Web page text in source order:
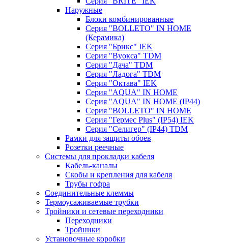
Наружные
Блоки комбинированные
Серия "BОLLETO" IN HOME
(Керамика)
Серия "Брикс" IEK
Серия "Вуокса" TDM
Серия "Дача" TDM
Серия "Ладога" TDM
Серия "Октава" IEK
Серия "AQUA" IN HOME
Серия "AQUA" IN HOME (IP44)
Серия "BОLLETO" IN HOME
Серия "Гермес Plus" (IP54) IEK
Серия "Селигер" (IP44) TDM
Рамки для защиты обоев
Розетки реечные
Системы для прокладки кабеля
Кабель-каналы
Скобы и крепления для кабеля
Трубы гофра
Соединительные клеммы
Термоусаживаемые трубки
Тройники и сетевые переходники
Переходники
Тройники
Установочные коробки